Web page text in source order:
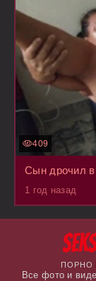
1 год назад
409
ПОРНО
Все фото и